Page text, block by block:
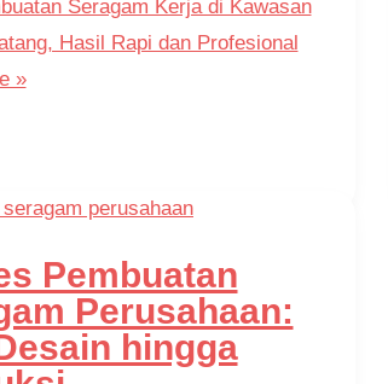
Seragam Kerja di Kawasan
Hasil Rapi dan Profesional
»
Pembuatan
Perusahaan:
hingga